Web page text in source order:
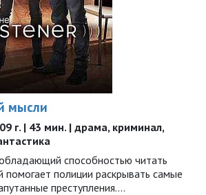
мысли
г. | 43 мин. | драма, криминал,
способностью читать
полиции раскрывать самые
преступления….